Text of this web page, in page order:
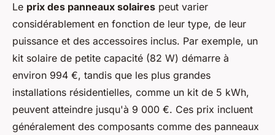
Le prix des panneaux solaires peut varier
considérablement en fonction de leur type, de leur
puissance et des accessoires inclus. Par exemple, un
kit solaire de petite capacité (82 W) démarre à
environ 994 €, tandis que les plus grandes
installations résidentielles, comme un kit de 5 kWh,
peuvent atteindre jusqu'à 9 000 €. Ces prix incluent
généralement des composants comme des panneaux